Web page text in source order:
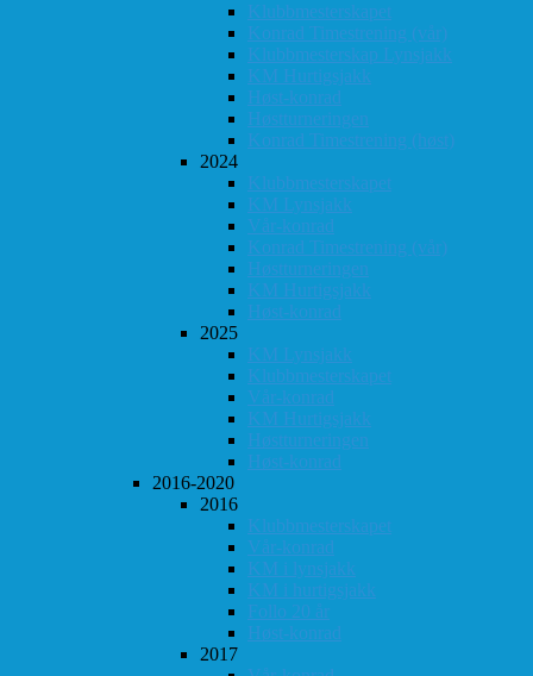
Klubbmesterskapet
Konrad Timestrening (vår)
Klubbmesterskap Lynsjakk
KM Hurtigsjakk
Høst-konrad
Høstturneringen
Konrad Timestrening (høst)
2024
Klubbmesterskapet
KM Lynsjakk
Vår-konrad
Konrad Timestrening (vår)
Høstturneringen
KM Hurtigsjakk
Høst-konrad
2025
KM Lynsjakk
Klubbmesterskapet
Vår-konrad
KM Hurtigsjakk
Høstturneringen
Høst-konrad
2016-2020
2016
Klubbmesterskapet
Vår-konrad
KM i lynsjakk
KM i hurtigsjakk
Follo 20 år
Høst-konrad
2017